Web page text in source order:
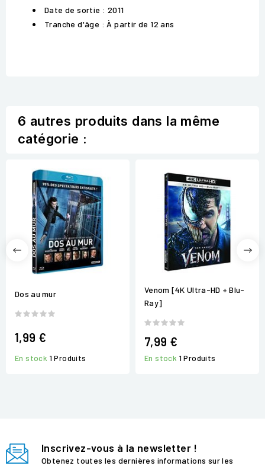
Date de sortie : 2011
Tranche d'âge : À partir de 12 ans
6 autres produits dans la même
catégorie :
Dos au mur
1,99 €
En stock 1 Produits
Venom [4K Ultra-HD + Blu-
Ray]
7,99 €
En stock 1 Produits
Inscrivez-vous à la newsletter !
Obtenez toutes les dernières informations sur les